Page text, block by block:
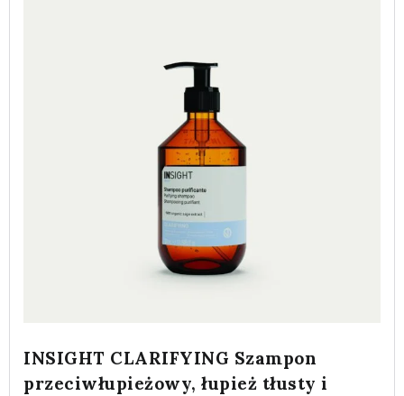
INSIGHT CLARIFYING Szampon
przeciwłupieżowy, łupież tłusty i